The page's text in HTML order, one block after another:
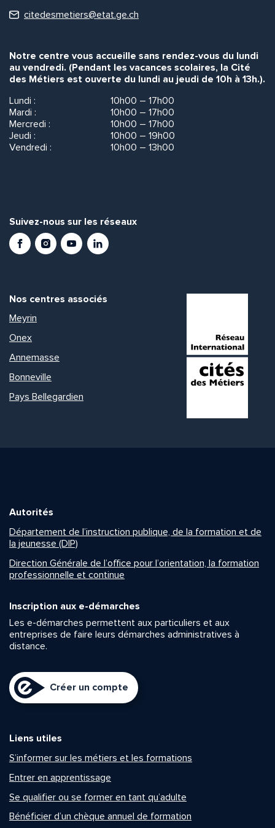
citedesmetiers@etat.ge.ch
Notre centre vous accueille sans rendez-vous du lundi
au vendredi. (Pendant les vacances scolaires, la Cité
des Métiers est ouverte du lundi au jeudi de 10h à 13h.).
Lundi :
10h00 – 17h00
Mardi :
10h00 – 17h00
Mercredi :
10h00 – 17h00
Jeudi :
10h00 – 19h00
Vendredi :
10h00 – 13h00
Suivez-nous sur les réseaux
FacebookInstagramYoutubeLinkedIn
Nos centres associés
Meyrin
Onex
Annemasse
Bonneville
Pays Bellegardien
Autorités
Département de l’instruction publique, de la formation et de
la jeunesse (DIP)
Direction Générale de l’office pour l’orientation, la formation
professionnelle et continue
Inscription aux e-démarches
Les e-démarches permettent aux particuliers et aux
entreprises de faire leurs démarches administratives à
distance.
Créer un compte
Liens utiles
S’informer sur les métiers et les formations
Entrer en apprentissage
Se qualifier ou se former en tant qu’adulte
Bénéficier d’un chèque annuel de formation